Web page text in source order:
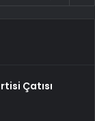
Çatısı